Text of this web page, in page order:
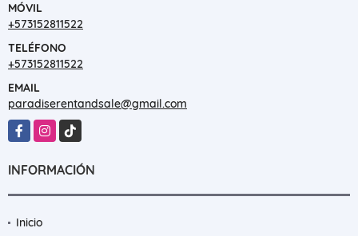
MÓVIL
+573152811522
TELÉFONO
+573152811522
EMAIL
paradiserentandsale@gmail.com
FacebookInstagram
TikTok
INFORMACIÓN
Inicio